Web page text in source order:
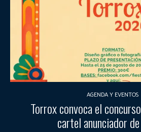
AGENDA Y EVENTOS
Torrox convoca el
cartel anunciador